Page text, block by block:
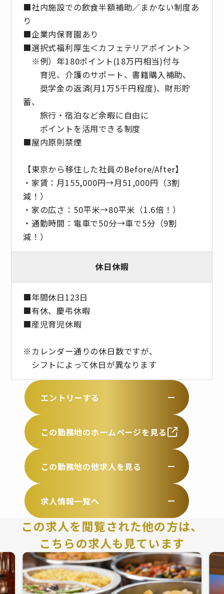
■社内施設での飲食半額補助／まかない制度あ
り
■企業内保育園あり
■選択式福利厚生＜カフェテリアポイント＞
※例）年180ポイント(18万円相当)付与
育児、介護のサポート、書籍購入補助、
奨学金の返済(月1万5千円程度)、財形貯
蓄、
旅行・宿泊など余暇に自由に
ポイントを活用できる制度
■屋内原則禁煙
【東京から移住した社員のBefore/After】
・家賃：月155,000円→月51,000円（3割
減！）
・家の広さ：50平米→80平米（1.6倍！）
・通勤時間：電車で50分→車で5分（9割
減！）
休日休暇
■年間休日123日
■有休、慶弔休暇
■産児育児休暇
※カレンダー通りの休日数ですが、
シフトによって休日が異なります
エントリーする
この勤務地のホームページを見る
この勤務地の他求人を見る
求人情報一覧へ
この求人を閲覧された他の方は、
こちらの求人も見ています